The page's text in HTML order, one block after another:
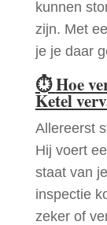
kunnen
zijn. Met
je je daar
⏱Hoe
Ketel
Allereerst
Hij voert
staat van
inspectie
zeker of